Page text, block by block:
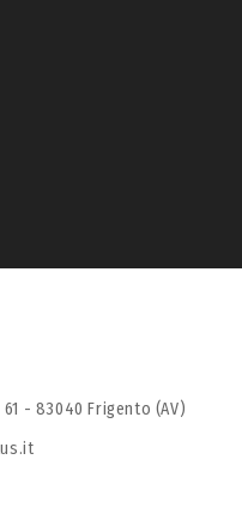
61 - 83040 Frigento (AV)